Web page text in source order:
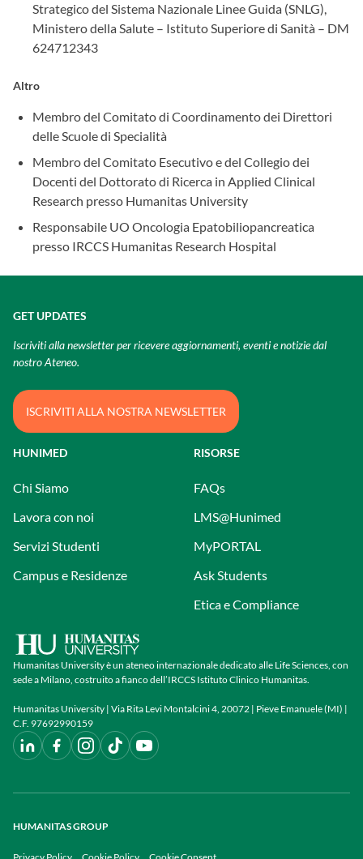
Strategico del Sistema Nazionale Linee Guida (SNLG),
Ministero della Salute – Istituto Superiore di Sanità – DM
624712343
Altro
Membro del Comitato di Coordinamento dei Direttori
delle Scuole di Specialità
Membro del Comitato Esecutivo e del Collegio dei
Docenti del Dottorato di Ricerca in Applied Clinical
Research presso Humanitas University
Responsabile UO Oncologia Epatobiliopancreatica
presso IRCCS Humanitas Research Hospital
Humanitas University è un ateneo internazionale dedicato alle Life Sciences, con
sede a Milano, costruito a fianco dell’IRCCS Istituto Clinico Humanitas.
Humanitas University | Via Rita Levi Montalcini 4, 20072 | Pieve Emanuele (MI) |
C.F. 97692990159
HUNIMED
Chi Siamo
Lavora con noi
Servizi Studenti
Campus e Residenze
RISORSE
FAQs
LMS@Hunimed
MyPORTAL
Ask Students
Etica e Compliance
GET UPDATES
Iscriviti alla newsletter per ricevere aggiornamenti, eventi e notizie dal
nostro Ateneo.
ISCRIVITI ALLA NOSTRA NEWSLETTER
HUMANITAS GROUP